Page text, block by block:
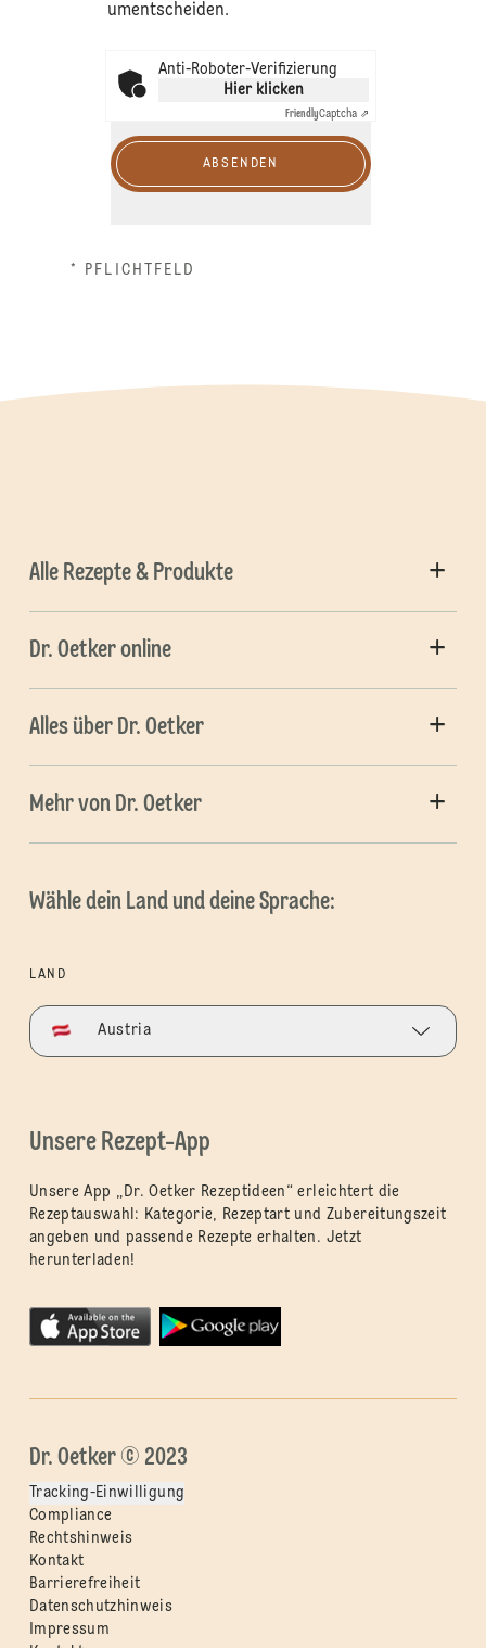
umentscheiden.
Anti-Roboter-Verifizierung
Hier klicken
FriendlyCaptcha ⇗
ABSENDEN
* PFLICHTFELD
Alle Rezepte & Produkte
Dr. Oetker online
Alles über Dr. Oetker
Mehr von Dr. Oetker
Wähle dein Land und deine Sprache:
LAND
Austria
Unsere Rezept-App
Unsere App „Dr. Oetker Rezeptideen“ erleichtert die
Rezeptauswahl: Kategorie, Rezeptart und Zubereitungszeit
angeben und passende Rezepte erhalten. Jetzt
herunterladen!
Dr. Oetker © 2023
Tracking-Einwilligung
Compliance
Rechtshinweis
Kontakt
Barrierefreiheit
Datenschutzhinweis
Impressum